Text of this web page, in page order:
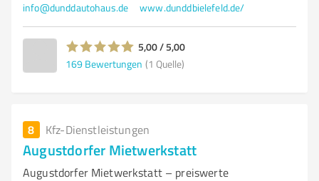
info@dunddautohaus.de www.dunddbielefeld.de/
5,00 / 5,00
169 Bewertungen (1 Quelle)
8 Kfz-Dienstleistungen
Augustdorfer Mietwerkstatt
Augustdorfer Mietwerkstatt – preiswerte